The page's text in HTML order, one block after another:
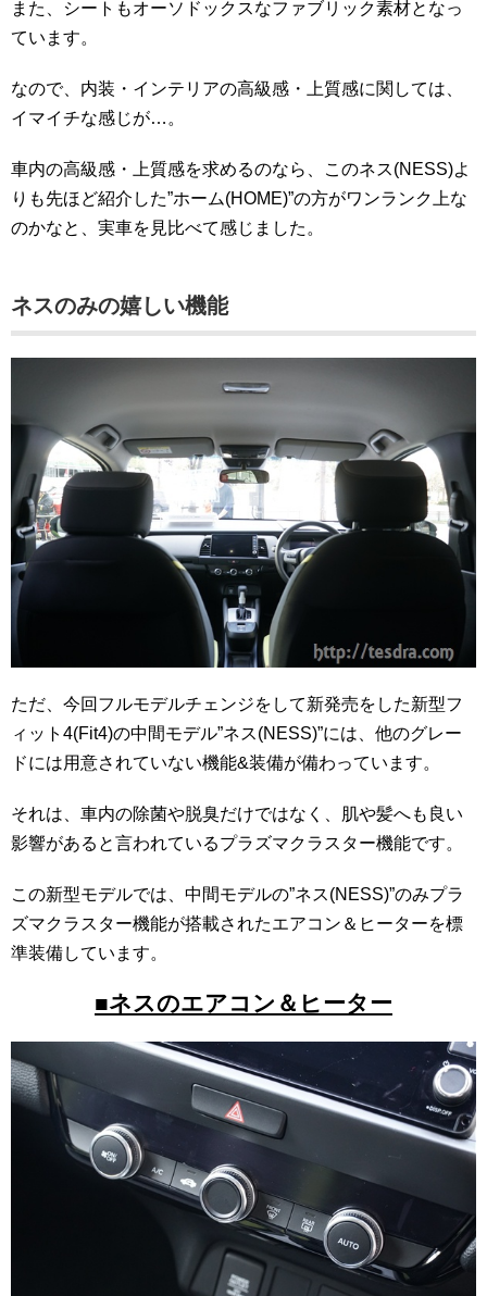
また、シートもオーソドックスなファブリック素材となっ
ています。
なので、内装・インテリアの高級感・上質感に関しては、
イマイチな感じが…。
車内の高級感・上質感を求めるのなら、このネス(NESS)よ
りも先ほど紹介した”ホーム(HOME)”の方がワンランク上な
のかなと、実車を見比べて感じました。
ネスのみの嬉しい機能
ただ、今回フルモデルチェンジをして新発売をした新型フ
ィット4(Fit4)の中間モデル”ネス(NESS)”には、他のグレー
ドには用意されていない機能&装備が備わっています。
それは、車内の除菌や脱臭だけではなく、肌や髪へも良い
影響があると言われているプラズマクラスター機能です。
この新型モデルでは、中間モデルの”ネス(NESS)”のみプラ
ズマクラスター機能が搭載されたエアコン＆ヒーターを標
準装備しています。
■ネスのエアコン＆ヒーター